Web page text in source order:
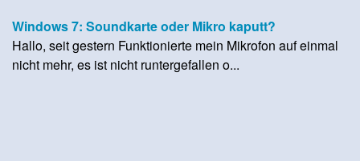
Windows 7: Soundkarte oder Mikro kaputt?
Hallo, seit gestern Funktionierte mein Mikrofon auf einmal
nicht mehr, es ist nicht runtergefallen o...